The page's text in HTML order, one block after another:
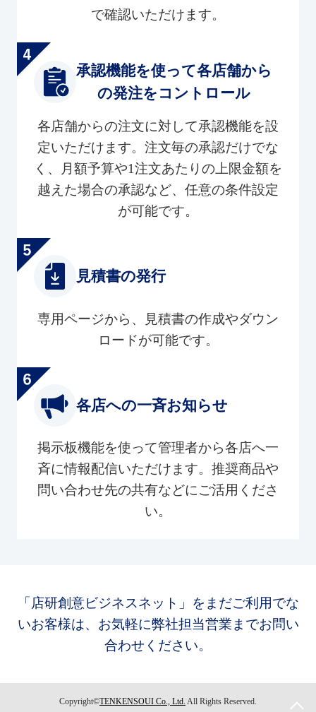
で確認いただけます。
承認機能を使って各店舗から
の発注をコントロール
各店舗からの注文に対して承認機能を設
定いただけます。注文毎の承認だけでな
く、月額予算や1注文あたりの上限金額を
越えた場合の承認など、任意の条件設定
が可能です。
見積書の発行
専用ページから、見積書の作成やダウン
ロードが可能です。
各店への一斉お知らせ
掲示板機能を使って管理者から各店へ一
斉に情報配信いただけます。推奨商品や
問い合わせ先の共有などにご活用くださ
い。
「店研創意ビジネスネット」をまだご利用でな
いお客様は、お気軽に弊社担当営業までお問い
合わせください。
Copyright©TENKENSOUI Co., Ltd. All Rights Reserved.